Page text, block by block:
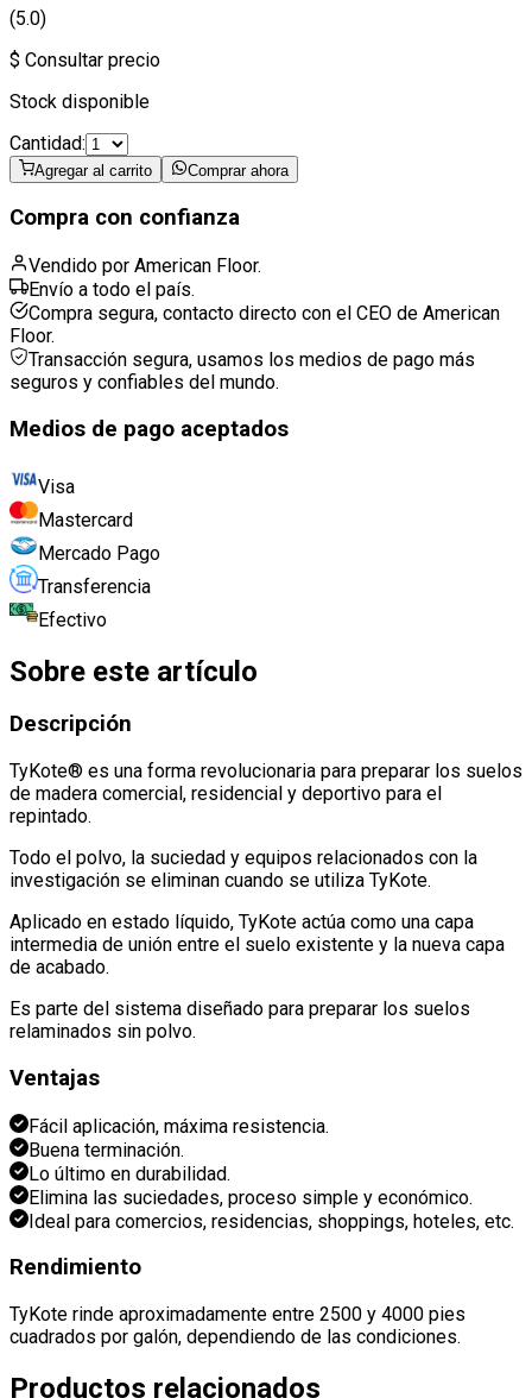
(5.0)
$ Consultar precio
Stock disponible
Cantidad:
Agregar al carrito Comprar ahora
Compra con confianza
Vendido por American Floor.
Envío a todo el país.
Compra segura, contacto directo con el CEO de American
Floor.
Transacción segura, usamos los medios de pago más
seguros y confiables del mundo.
Medios de pago aceptados
Visa
Mastercard
Mercado Pago
Transferencia
Efectivo
Sobre este artículo
Descripción
TyKote® es una forma revolucionaria para preparar los suelos
de madera comercial, residencial y deportivo para el
repintado.
Todo el polvo, la suciedad y equipos relacionados con la
investigación se eliminan cuando se utiliza TyKote.
Aplicado en estado líquido, TyKote actúa como una capa
intermedia de unión entre el suelo existente y la nueva capa
de acabado.
Es parte del sistema diseñado para preparar los suelos
relaminados sin polvo.
Ventajas
Fácil aplicación, máxima resistencia.
Buena terminación.
Lo último en durabilidad.
Elimina las suciedades, proceso simple y económico.
Ideal para comercios, residencias, shoppings, hoteles, etc.
Rendimiento
TyKote rinde aproximadamente entre 2500 y 4000 pies
cuadrados por galón, dependiendo de las condiciones.
Productos relacionados